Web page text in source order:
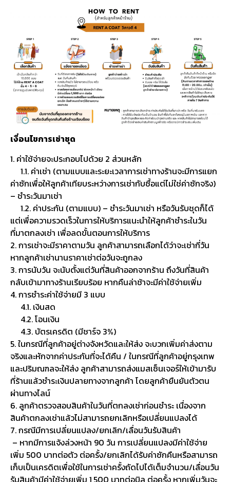
เงื่อนไขการเช่าชุด
1. ค่าใช้จ่ายจะประกอบไปด้วย 2 ส่วนหลัก
1.1. ค่าเช่า (ตามแบบและระยะเวลาการเช่าทางร้านจะมีการแยก
ค่าซักเพื่อให้ลูกค้าเทียบระหว่างการเช่ากับซื้อแต่ไม่ใช่ค่าซักจริง)
– ชำระวันมาเช่า
1.2. ค่าประกัน (ตามแบบ) – ชำระวันมาเช่า หรือวันรับชุดก็ได้
แต่เพื่อความรวดเร็วในการให้บริการแนะนำให้ลูกค้าชำระในวัน
ที่มาตกลงเช่า เพื่อลดขั้นตอนการให้บริการ
2. การเช่าจะมีราคาตามวัน ลูกค้าสามารถเลือกได้ว่าจะเช่ากี่วัน
หากลูกค้าเช่านานราคาเช่าต่อวันจะถูกลง
3. การนับวัน จะนับตั้งแต่วันที่สินค้าออกจากร้าน ถึงวันที่สินค้า
กลับเข้ามาทางร้านเรียบร้อย หากคืนล่าช้าจะมีค่าใช้จ่ายเพิ่ม
4. การชำระค่าใช้จ่ายมี 3 แบบ
4.1. เงินสด
4.2. โอนเงิน
4.3. บัตรเครดิต (มีชาร์จ 3%)
5. ในกรณีที่ลูกค้าอยู่ต่างจังหวัดและให้ส่ง จะบวกเพิ่มค่าส่งตาม
จริงและหักจากค่าประกันที่จะได้คืน / ในกรณีที่ลูกค้าอยู่กรุงเทพ
และปริมณฑลจะให้ส่ง ลูกค้าสามารถส่งแมสเซ็นเจอร์ให้เข้ามารับ
ที่ร้านแล้วชำระเงินปลายทางจากลูกค้า โดยลูกค้ายืนยันตัวตน
ผ่านทางไลน์
6. ลูกค้าตรวจสอบสินค้าในวันที่ตกลงเช่าก่อนชำระ เนื่องจาก
สินค้าตกลงเช่าแล้วไม่สามารถยกเลิกหรือเปลี่ยนแปลงได้
7. กรณีมีการเปลี่ยนแปลง/ยกเลิก/เลื่อนวันรับสินค้า
– หากมีการแจ้งล่วงหน้า 90 วัน การเปลี่ยนแปลงมีค่าใช้จ่าย
เพิ่ม 500 บาทต่อตัว ต่อครั้ง/ยกเลิกได้รับค่าซักคืนหรือสามารถ
เก็บเป็นเครดิตเพื่อใช้ในการเช่าครั้งถัดไปได้เต็มจำนวน/เลื่อนวัน
รับสินค้ามีค่าใช้จ่ายเพิ่ม 1,500 บาทต่อบิล ต่อครั้ง หากเพิ่มวันจะ